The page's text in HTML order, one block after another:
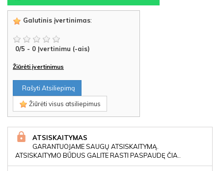
Galutinis įvertinimas:
0/5 - 0 Įvertinimu (-ais)
Žiūrėti įvertinimus
Rašyti Atsiliepimą
Žiūrėti visus atsiliepimus
ATSISKAITYMAS
GARANTUOJAME SAUGŲ ATSISKAITYMĄ.
ATSISKAITYMO BŪDUS GALITE RASTI PASPAUDĘ ČIA..